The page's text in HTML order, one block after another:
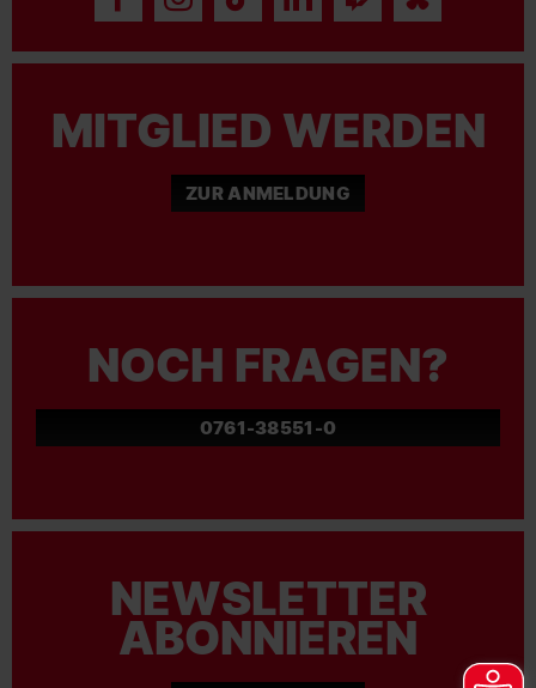
MITGLIED WERDEN
ZUR ANMELDUNG
NOCH FRAGEN?
0761-38551-0
NEWSLETTER
ABONNIEREN